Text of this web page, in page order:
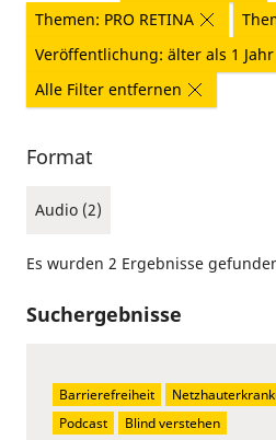
Themen: PRO RETINA
Veröffentlichung: älter als 1 Jahr
Alle Filter entfernen
Format
Audio (2)
Es wurden 2 Ergebnisse
Suchergebnisse
Barrierefreiheit
Podcast
Blind verstehen